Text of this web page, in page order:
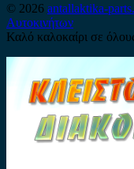
© 2026 antallaktika-
Αυτοκινήτων
Καλό καλοκαίρι σε